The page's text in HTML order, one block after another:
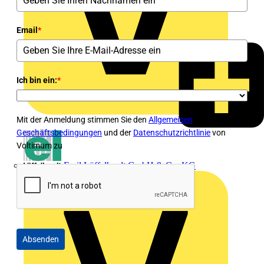
Emil Löffelhardt GmbH & Co. KG
Email *
Ich bin ein:*
Mit der Anmeldung stimmen Sie den Allgemeinen
Geschäftsbedingungen und der Datenschutzrichtlinievon
Voltimum zu
Absenden